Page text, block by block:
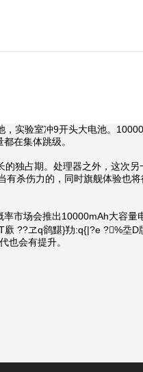
实验室冲9开头大电池。
在集体跳级。
独占期。处理器之外，这次另
杀伤力的，同时旗舰体验也
市场会推出10000mAh大容量
??ヱq鹆黮}劷:q{|?e ?%坖D
也会有提升。